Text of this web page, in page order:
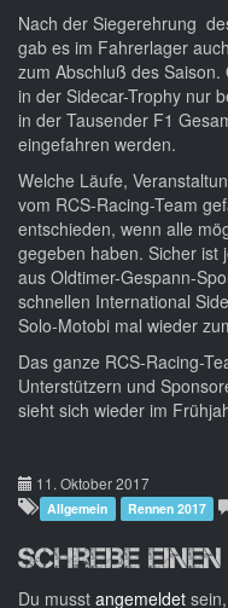
Nach der Siegerehrung
gab es im Fahrerlager
zum Abschluß des
in der Sidecar-Trophy nur
in der Tausender F1
eingefahren werden.
Welche Läufe,
vom RCS-Racing-Team
entschieden, wenn alle
gegeben haben. Sicher ist
aus Oldtimer-Gespann-
schnellen International
Solo-Motobi mal wieder
Das ganze RCS-Racing-
Unterstützern und
sieht sich wieder im
11. Oktober 2017
Allgemein Rennen 2017
Schreibe
Du musst angemeldet